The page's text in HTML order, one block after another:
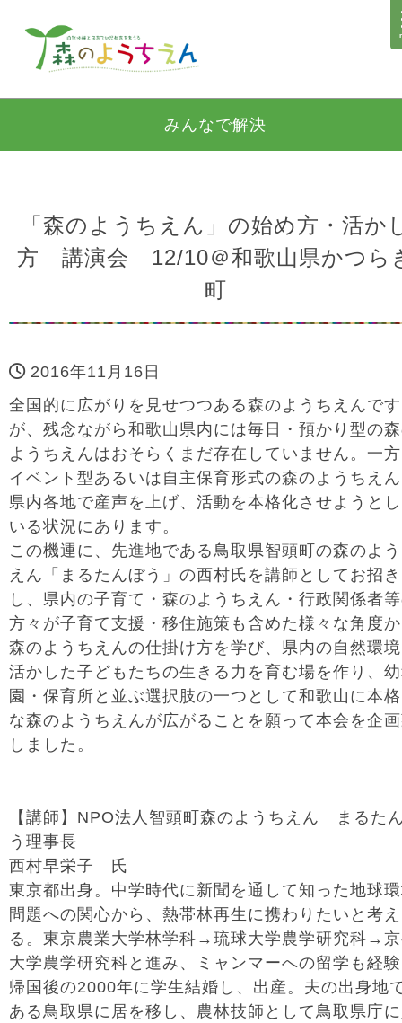
みんなで解決
「森のようちえん」の始め方・活か
方 講演会 12/10＠和歌山県かつら
町
2016年11月16日
全国的に広がりを見せつつある森のようちえんです
が、残念ながら和歌山県内には毎日・預かり型の
ようちえんはおそらくまだ存在していません。一
イベント型あるいは自主保育形式の森のようちえ
県内各地で産声を上げ、活動を本格化させようと
いる状況にあります。
この機運に、先進地である鳥取県智頭町の森のよ
えん「まるたんぼう」の西村氏を講師としてお招き
し、県内の子育て・森のようちえん・行政関係者
方々が子育て支援・移住施策も含めた様々な角度
森のようちえんの仕掛け方を学び、県内の自然環
活かした子どもたちの生きる力を育む場を作り、
園・保育所と並ぶ選択肢の一つとして和歌山に本
な森のようちえんが広がることを願って本会を企
しました。
【講師】NPO法人智頭町森のようちえん まるた
う理事長
西村早栄子 氏
東京都出身。中学時代に新聞を通して知った地球
問題への関心から、熱帯林再生に携わりたいと考え
る。東京農業大学林学科→琉球大学農学研究科→
大学農学研究科と進み、ミャンマーへの留学も経
帰国後の2000年に学生結婚し、出産。夫の出身地
ある鳥取県に居を移し、農林技師として鳥取県庁